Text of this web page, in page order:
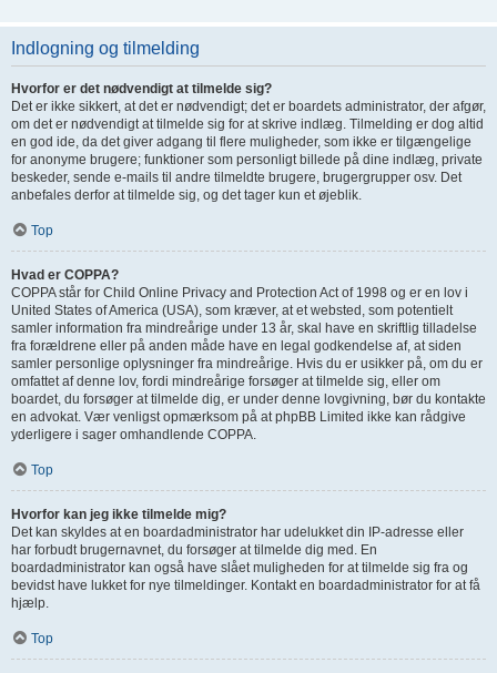
Indlogning og tilmelding
Hvorfor er det nødvendigt at tilmelde sig?
Det er ikke sikkert, at det er nødvendigt; det er boardets administrator, der afgør,
om det er nødvendigt at tilmelde sig for at skrive indlæg. Tilmelding er dog altid
en god ide, da det giver adgang til flere muligheder, som ikke er tilgængelige
for anonyme brugere; funktioner som personligt billede på dine indlæg, private
beskeder, sende e-mails til andre tilmeldte brugere, brugergrupper osv. Det
anbefales derfor at tilmelde sig, og det tager kun et øjeblik.
Top
Hvad er COPPA?
COPPA står for Child Online Privacy and Protection Act of 1998 og er en lov i
United States of America (USA), som kræver, at et websted, som potentielt
samler information fra mindreårige under 13 år, skal have en skriftlig tilladelse
fra forældrene eller på anden måde have en legal godkendelse af, at siden
samler personlige oplysninger fra mindreårige. Hvis du er usikker på, om du er
omfattet af denne lov, fordi mindreårige forsøger at tilmelde sig, eller om
boardet, du forsøger at tilmelde dig, er under denne lovgivning, bør du kontakte
en advokat. Vær venligst opmærksom på at phpBB Limited ikke kan rådgive
yderligere i sager omhandlende COPPA.
Top
Hvorfor kan jeg ikke tilmelde mig?
Det kan skyldes at en boardadministrator har udelukket din IP-adresse eller
har forbudt brugernavnet, du forsøger at tilmelde dig med. En
boardadministrator kan også have slået muligheden for at tilmelde sig fra og
bevidst have lukket for nye tilmeldinger. Kontakt en boardadministrator for at få
hjælp.
Top